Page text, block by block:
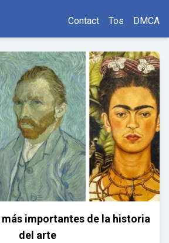
Contact Tos DMCA
importantes de la historia
del arte